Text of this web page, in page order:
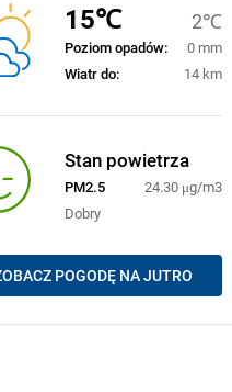
15℃ 2℃
Poziom opadów:
0 mm
Wiatr do:
14 km
Stan powietrza
PM2.5
24.30 μg/m3
Dobry
POGODĘ NA JUTRO